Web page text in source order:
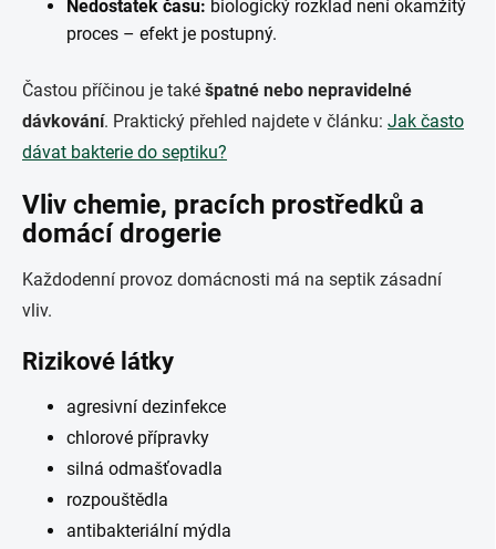
Nedostatek času: biologický rozklad není okamžitý
proces – efekt je postupný.
Častou příčinou je také špatné nebo nepravidelné
dávkování. Praktický přehled najdete v článku: Jak často
dávat bakterie do septiku?
Vliv chemie, pracích prostředků a
domácí drogerie
Každodenní provoz domácnosti má na septik zásadní
vliv.
Rizikové látky
agresivní dezinfekce
chlorové přípravky
silná odmašťovadla
rozpouštědla
antibakteriální mýdla